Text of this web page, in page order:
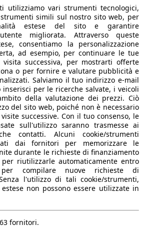
52 l
alcuna responsabilità per la correttezza
Torna su
il mercato auto europeo.
Accessibilità
utilizziamo vari strumenti tecnologici,
simili sul nostro sito web, per
estese del sito e garantire
migliorata. Attraverso queste
consentiamo la personalizzazione
ad esempio, per continuare le tue
successiva, per mostrarti offerte
o per fornire e valutare pubblicità e
Salviamo il tuo indirizzo e-mail
inserisci per le ricerche salvate, i veicoli
della valutazione dei prezzi. Ciò
del sito web, poiché non è necessario
successive. Con il tuo consenso, le
sull'utilizzo saranno trasmesse ai
contatti. Alcuni cookie/strumenti
dai fornitori per memorizzare le
durante le richieste di finanziamento
riutilizzarle automaticamente entro
compilare nuove richieste di
l'utilizzo di tali cookie/strumenti,
non possono essere utilizzate in
fornitori.